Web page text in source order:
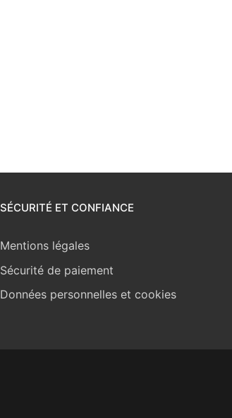
SÉCURITÉ ET CONFIANCE
Mentions légales
Sécurité de paiement
Données personnelles et cookies